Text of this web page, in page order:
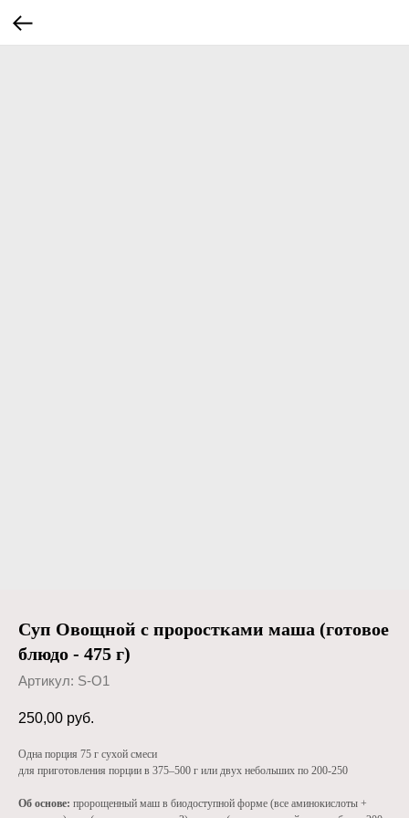
Суп Овощной с проростками маша (готовое
блюдо - 475 г)
Артикул: S-O1
250,00 руб.
Одна порция 75 г сухой смеси
для приготовления порции в 375–500 г или двух небольших по 200-250
Об основе: пророщенный маш в биодоступной форме (все аминокислоты +